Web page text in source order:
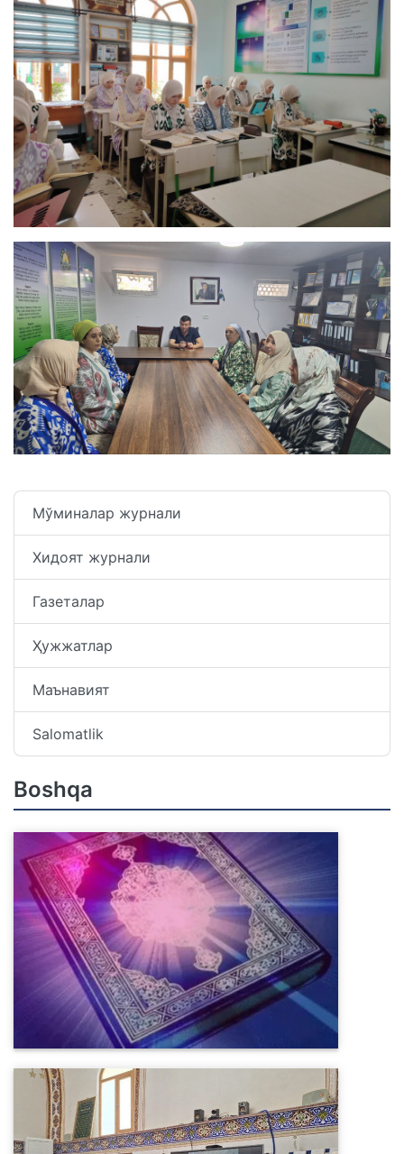
Мўминалар журнали
Хидоят журнали
Газеталар
Ҳужжатлар
Маънавият
Salomatlik
Boshqa